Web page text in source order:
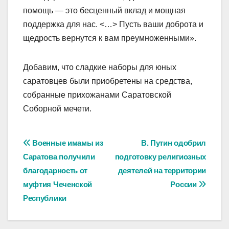
помощь — это бесценный вклад и мощная
поддержка для нас. <…> Пусть ваши доброта и
щедрость вернутся к вам преумноженными».
Добавим, что сладкие наборы для юных
саратовцев были приобретены на средства,
собранные прихожанами Саратовской
Соборной мечети.
Навигация
по
записям
В. Путин одобрил
подготовку религиозных
деятелей на территории
России
Военные имамы из
Саратова получили
благодарность от
муфтия Чеченской
Республики